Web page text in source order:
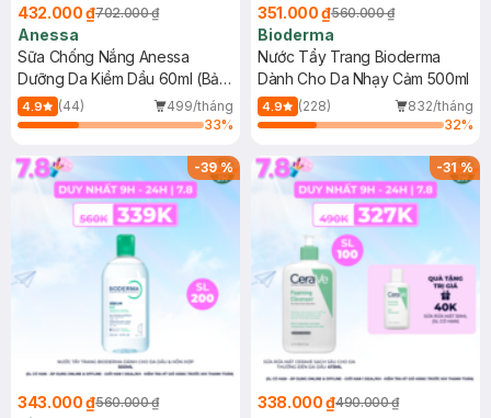
432.000 ₫702.000 ₫
Anessa
Sữa Chống Nắng Anessa
Dưỡng Da Kiềm Dầu 60ml (Bản
Mới)
4.9 (44)
499/tháng
33%
351.000 ₫560.000 ₫
Bioderma
Nước Tẩy Trang Bioderma
Dành Cho Da Nhạy Cảm 500ml
4.9 (228)
832/tháng
32%
-39%
343.000 ₫560.000 ₫
-31%
338.000 ₫490.000 ₫